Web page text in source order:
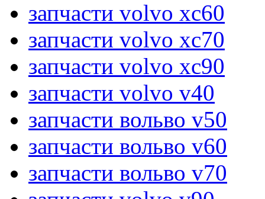
запчасти volvo xc60
запчасти volvo xc70
запчасти volvo xc90
запчасти volvo v40
запчасти вольво v50
запчасти вольво v60
запчасти вольво v70